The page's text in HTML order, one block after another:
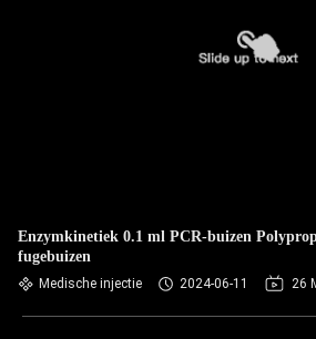
Enzymkinetiek 0.1 ml PCR-buizen
fugebuizen
Medische injectie 2024-06-11 26